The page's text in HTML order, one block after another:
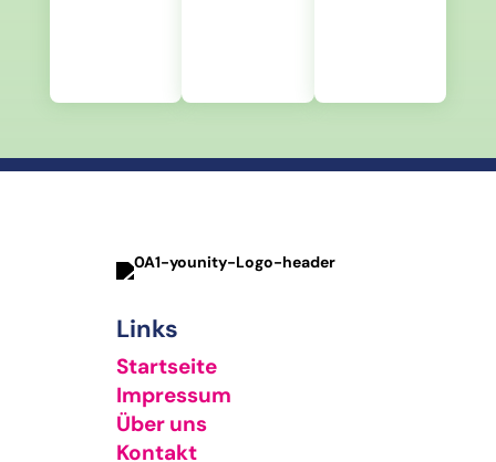
Links
Startseite
Impressum
Über uns
Kontakt